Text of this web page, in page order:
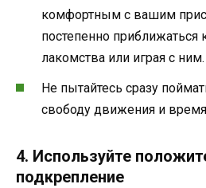
комфортным с вашим
постепенно приближаться
лакомства или играя с ним.
Не пытайтесь сразу
свободу движения и
4. Используйте
подкрепление